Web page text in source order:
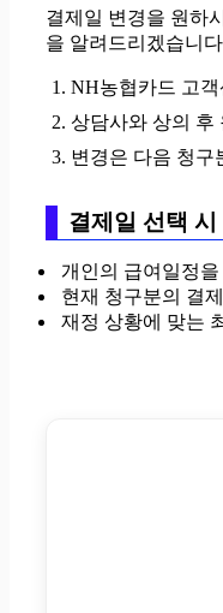
결제일 변경을 원하
을 알려드리겠습니다
NH농협카드 고객
상담사와 상의 후
변경은 다음 청구
결제일 선택
개인의 급여일정
현재 청구분의 결
재정 상황에 맞는